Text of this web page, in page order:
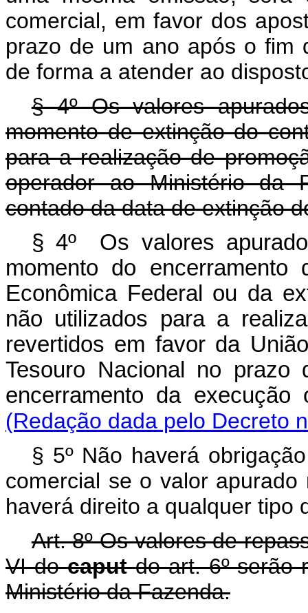
comercial, em favor dos
prazo de um ano após o fim
de forma a atender ao
§ 4º Os valores
momento de extinção do
para a realização de
operador ao Ministério da
contado da data de extinção
§ 4º Os valores
momento do
Econômica Federal ou da
não utilizados para a
revertidos em favor da
Tesouro Nacional no
encerramento da
(Redação dada pelo Decreto
§ 5º Não haverá
comercial se o valor
haverá direito a qualquer tipo
Art. 8º Os valores de
VI docaputdo art. 6º serão
Ministério da Fazenda.